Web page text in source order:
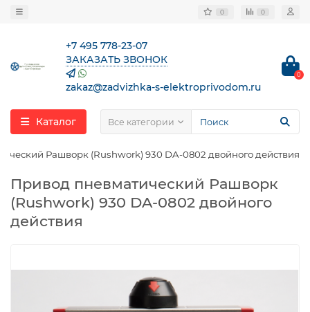
0 0
+7 495 778-23-07
ЗАКАЗАТЬ ЗВОНОК
zakaz@zadvizhka-s-elektroprivodom.ru
0
Каталог Все категории
Рашворк (Rushwork) 930 DA-0802 двойного действия
Привод пневматический Рашворк
(Rushwork) 930 DA-0802 двойного
действия